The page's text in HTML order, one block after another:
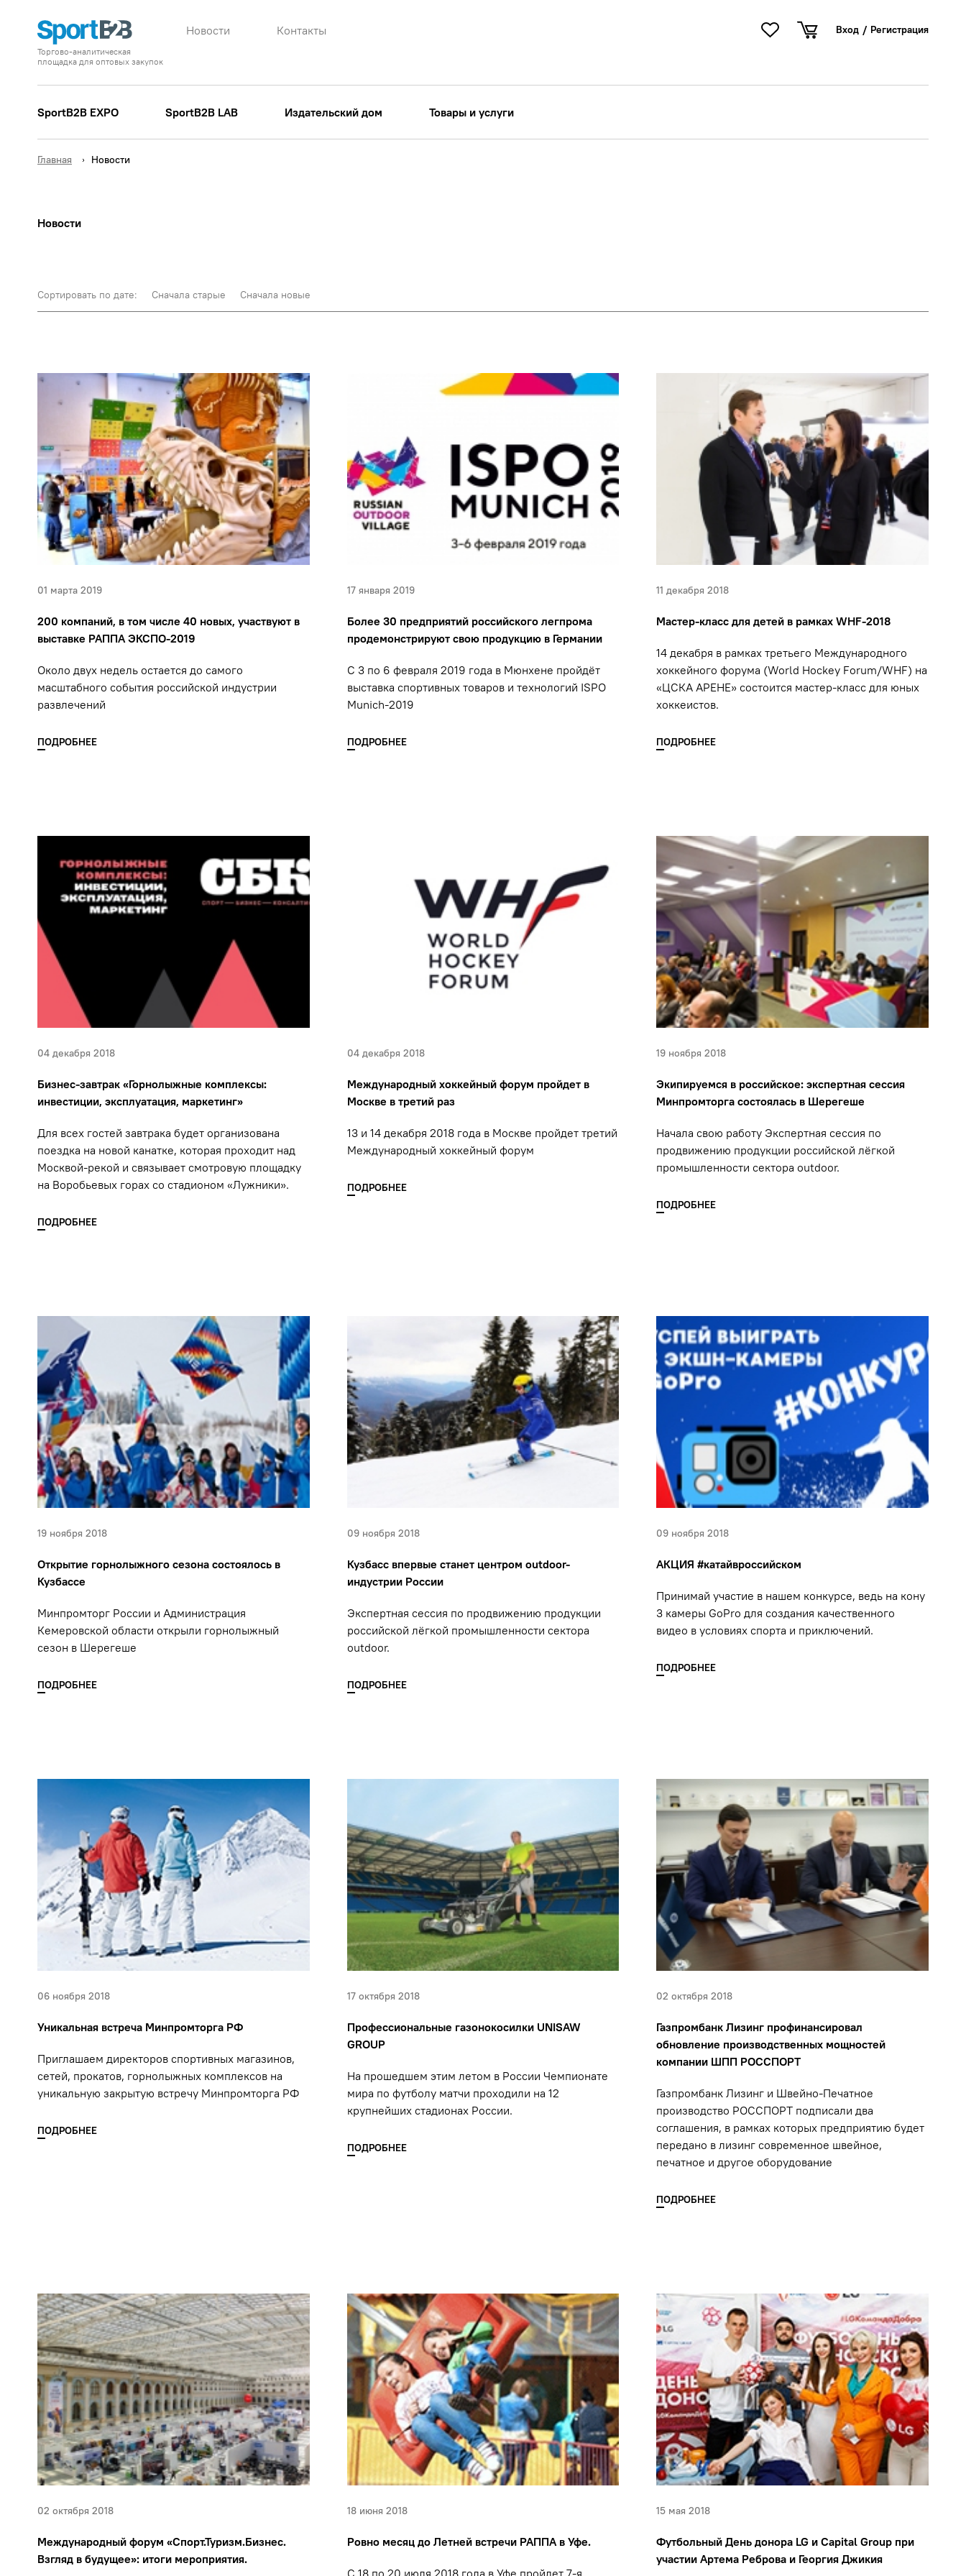
Торгово-аналитическая
площадка для оптовых закупок
Новости Контакты Вход / Регистрация
SportB2B EXPO SportB2B LAB Издательский дом Товары и услуги
Главная Новости
Новости
Сортировать по дате: Сначала старые Сначала новые
01 марта 2019
200 компаний, в том числе 40 новых, участвуют в
выставке РАППА ЭКСПО-2019
Около двух недель остается до самого
масштабного события российской индустрии
развлечений
ПОДРОБНЕЕ
17 января 2019
Более 30 предприятий российского легпрома
продемонстрируют свою продукцию в Германии
С 3 по 6 февраля 2019 года в Мюнхене пройдёт
выставка спортивных товаров и технологий ISPO
Munich-2019
ПОДРОБНЕЕ
11 декабря 2018
Мастер-класс для детей в рамках WHF-2018
14 декабря в рамках третьего Международного
хоккейного форума (World Hockey Forum/WHF) на
«ЦСКА АРЕНЕ» состоится мастер-класс для юных
хоккеистов.
ПОДРОБНЕЕ
04 декабря 2018
Бизнес-завтрак «Горнолыжные комплексы:
инвестиции, эксплуатация, маркетинг»
Для всех гостей завтрака будет организована
поездка на новой канатке, которая проходит над
Москвой-рекой и связывает смотровую площадку
на Воробьевых горах со стадионом «Лужники».
ПОДРОБНЕЕ
04 декабря 2018
Международный хоккейный форум пройдет в
Москве в третий раз
13 и 14 декабря 2018 года в Москве пройдет третий
Международный хоккейный форум
ПОДРОБНЕЕ
19 ноября 2018
Экипируемся в российское: экспертная сессия
Минпромторга состоялась в Шерегеше
Начала свою работу Экспертная сессия по
продвижению продукции российской лёгкой
промышленности сектора outdoor.
ПОДРОБНЕЕ
19 ноября 2018
Открытие горнолыжного сезона состоялось в
Кузбассе
Минпромторг России и Администрация
Кемеровской области открыли горнолыжный
сезон в Шерегеше
ПОДРОБНЕЕ
09 ноября 2018
Кузбасс впервые станет центром outdoor-
индустрии России
Экспертная сессия по продвижению продукции
российской лёгкой промышленности сектора
outdoor.
ПОДРОБНЕЕ
09 ноября 2018
АКЦИЯ #катайвроссийском
Принимай участие в нашем конкурсе, ведь на кону
3 камеры GoPro для создания качественного
видео в условиях спорта и приключений.
ПОДРОБНЕЕ
06 ноября 2018
Уникальная встреча Минпромторга РФ
Приглашаем директоров спортивных магазинов,
сетей, прокатов, горнолыжных комплексов на
уникальную закрытую встречу Минпромторга РФ
ПОДРОБНЕЕ
17 октября 2018
Профессиональные газонокосилки UNISAW
GROUP
На прошедшем этим летом в России Чемпионате
мира по футболу матчи проходили на 12
крупнейших стадионах России.
ПОДРОБНЕЕ
02 октября 2018
Газпромбанк Лизинг профинансировал
обновление производственных мощностей
компании ШПП РОССПОРТ
Газпромбанк Лизинг и Швейно-Печатное
производство РОССПОРТ подписали два
соглашения, в рамках которых предприятию будет
передано в лизинг современное швейное,
печатное и другое оборудование
ПОДРОБНЕЕ
02 октября 2018
Международный форум «Спорт.Туризм.Бизнес.
Взгляд в будущее»: итоги мероприятия.
18 июня 2018
Ровно месяц до Летней встречи РАППА в Уфе.
С 18 по 20 июля 2018 года в Уфе пройдет 7-я
15 мая 2018
Футбольный День донора LG и Capital Group при
участии Артема Реброва и Георгия Джикия